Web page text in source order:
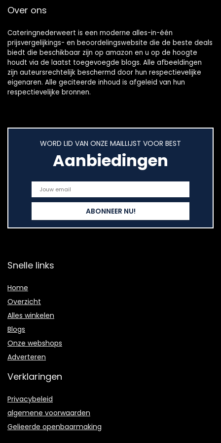
Over ons
Cateringnederweert is een moderne alles-in-één
prijsvergelijkings- en beoordelingswebsite die de beste deals
biedt die beschikbaar zijn op amazon en u op de hoogte
houdt via de laatst toegevoegde blogs. Alle afbeeldingen
zijn auteursrechtelijk beschermd door hun respectievelijke
eigenaren. Alle geciteerde inhoud is afgeleid van hun
respectievelijke bronnen.
WORD LID VAN ONZE MAILLIJST VOOR BEST
Aanbiedingen
Snelle links
Home
Overzicht
Alles winkelen
Blogs
Onze webshops
Adverteren
Verklaringen
Privacybeleid
algemene voorwaarden
Gelieerde openbaarmaking